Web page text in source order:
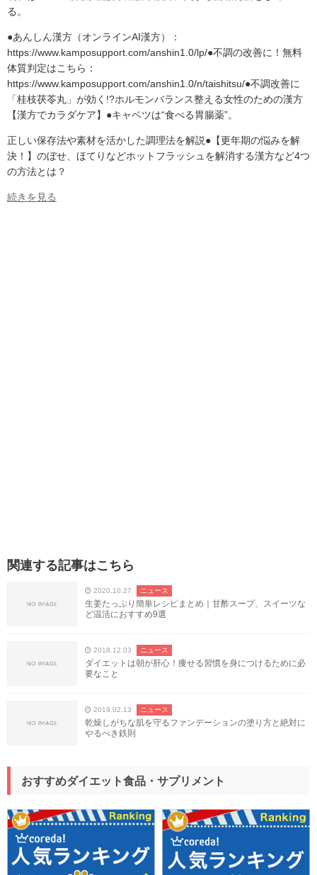
る。
●あんしん漢方（オンラインAI漢方）：
https://www.kamposupport.com/anshin1.0/lp/●不調の改善に！無料
体質判定はこちら：
https://www.kamposupport.com/anshin1.0/n/taishitsu/●不調改善に
「桂枝茯苓丸」が効く!?ホルモンバランス整える女性のための漢方
【漢方でカラダケア】●キャベツは“食べる胃腸薬”。
正しい保存法や素材を活かした調理法を解説●【更年期の悩みを解
決！】のぼせ、ほてりなどホットフラッシュを解消する漢方など4つ
の方法とは？
続きを見る
関連する記事はこちら
2020.10.27 ニュース
生姜たっぷり簡単レシピまとめ｜甘酢スープ、スイーツな
ど温活におすすめ9選
2018.12.03 ニュース
ダイエットは朝が肝心！痩せる習慣を身につけるために必
要なこと
2019.02.13 ニュース
乾燥しがちな肌を守るファンデーションの塗り方と絶対に
やるべき鉄則
おすすめダイエット食品・サプリメント